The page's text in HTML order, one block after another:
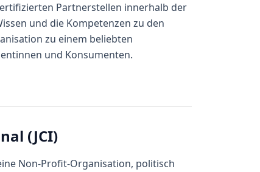
Partnerstellen innerhalb der
und die Kompetenzen zu den
zu einem beliebten
und Konsumenten.
(JCI)
Non-Profit-Organisation, politisch